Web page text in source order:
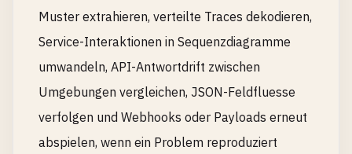
Muster extrahieren, verteilte Traces dekodieren,
Service-Interaktionen in Sequenzdiagramme
umwandeln, API-Antwortdrift zwischen
Umgebungen vergleichen, JSON-Feldfluesse
verfolgen und Webhooks oder Payloads erneut
abspielen, wenn ein Problem reproduziert